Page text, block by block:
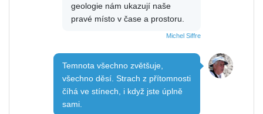
geologie nám ukazují naše
pravé místo v čase a prostoru.
Michel Siffre
Temnota všechno zvětšuje,
všechno děsí. Strach z přítomnosti
číhá ve stínech, i když jste úplně
sami.